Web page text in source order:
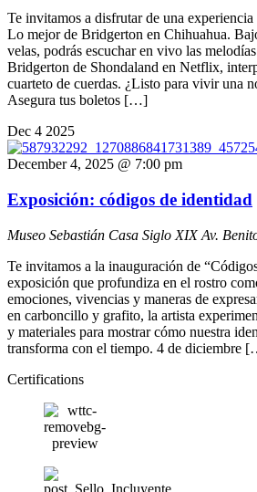
Te invitamos a disfrutar de una
Lo mejor de Bridgerton en Chihuahua.
velas, podrás escuchar en vivo las
Bridgerton de Shondaland en Netflix,
cuarteto de cuerdas. ¿Listo para vivir una
Asegura tus boletos […]
Dec 4 2025
December 4, 2025 @ 7:00 pm
Exposición: códigos de identidad
Museo Sebastián Casa Siglo XIXAv.
Te invitamos a la inauguración de
exposición que profundiza en el rostro
emociones, vivencias y maneras de
en carboncillo y grafito, la artista
y materiales para mostrar cómo nuestra
transforma con el tiempo. 4 de diciembre
Certifications